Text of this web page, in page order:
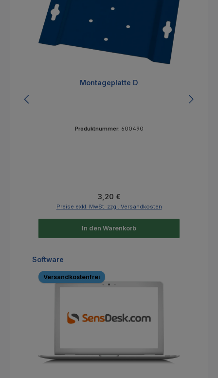
Montageplatte D
Produktnummer: 600490
Regulärer Preis:
3,20 €
Preise exkl. MwSt. zzgl. Versandkosten
In den Warenkorb
Produktgalerie überspringen
Software
Versandkostenfrei